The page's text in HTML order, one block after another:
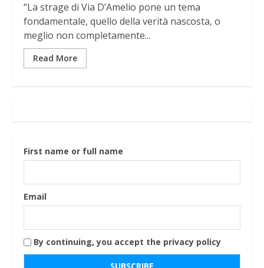
“La strage di Via D’Amelio pone un tema
fondamentale, quello della verità nascosta, o
meglio non completamente...
Read More
First name or full name
Email
By continuing, you accept the privacy policy